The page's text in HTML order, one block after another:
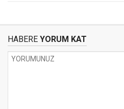
HABERE YORUM KAT